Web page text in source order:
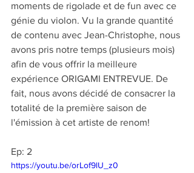
moments de rigolade et de fun avec ce
génie du violon. Vu la grande quantité
de contenu avec Jean-Christophe, nous
avons pris notre temps (plusieurs mois)
afin de vous offrir la meilleure
expérience ORIGAMI ENTREVUE. De
fait, nous avons décidé de consacrer la
totalité de la première saison de
l'émission à cet artiste de renom!
Ep: 2
https://youtu.be/orLof9lU_z0